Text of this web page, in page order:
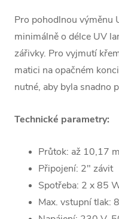
Pro pohodlnou výměnu
minimálně o délce UV
zářivky. Pro vyjmutí
matici na opačném
nutné, aby byla snadno
Technické parametry:
Průtok: až 10,17 m
Připojení: 2" závit
Spotřeba: 2 x 85
Max. vstupní tlak: